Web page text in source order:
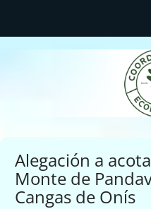
Alegación a
Monte de
Cangas de Onís